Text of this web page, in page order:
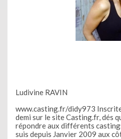
Ludivine RAVIN
www.casting.fr/didy973
demi sur le site Casting.fr, dés
répondre aux différents
suis depuis Janvier 2009 aux